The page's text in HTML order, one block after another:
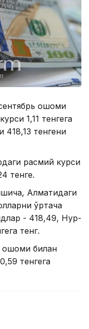
оқшоми
1,11 тенгега
418,13 тенгени
расмий курси
тенге.
Алматидаги
ўртача
- 418,49, Нур-
тенг.
билан
0,59 тенгега